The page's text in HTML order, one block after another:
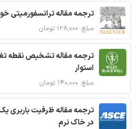
ترجمه مقاله
مبلغ: ۱۲۸,۰۰۰ تومان
ترجمه مقاله تشخیص نقطه
استوار
مبلغ: ۱۴۰,۰۰۰ تومان
ترجمه مقاله ظرفیت باربری
در خاک نرم